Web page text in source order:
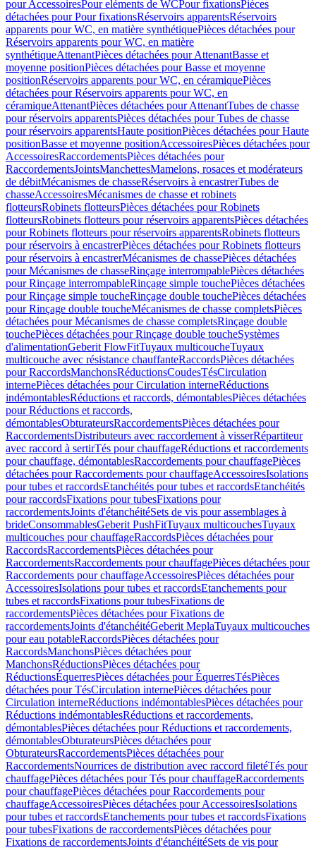
pour AccessoiresPour eléments de WCPour fixationsPièces
détachées pour Pour fixationsRéservoirs apparentsRéservoirs
apparents pour WC, en matière synthétiquePièces détachées pour
Réservoirs apparents pour WC, en matière
synthétiqueAttenantPièces détachées pour AttenantBasse et
moyenne positionPièces détachées pour Basse et moyenne
positionRéservoirs apparents pour WC, en céramiquePièces
détachées pour Réservoirs apparents pour WC, en
céramiqueAttenantPièces détachées pour AttenantTubes de chasse
pour réservoirs apparentsPièces détachées pour Tubes de chasse
pour réservoirs apparentsHaute positionPièces détachées pour Haute
positionBasse et moyenne positionAccessoiresPièces détachées pour
AccessoiresRaccordementsPièces détachées pour
RaccordementsJointsManchettesMamelons, rosaces et modérateurs
de débitMécanismes de chasseRéservoirs à encastrerTubes de
chasseAccessoiresMécanismes de chasse et robinets
flotteursRobinets flotteursPièces détachées pour Robinets
flotteursRobinets flotteurs pour réservoirs apparentsPièces détachées
pour Robinets flotteurs pour réservoirs apparentsRobinets flotteurs
pour réservoirs à encastrerPièces détachées pour Robinets flotteurs
pour réservoirs à encastrerMécanismes de chassePièces détachées
pour Mécanismes de chasseRinçage interrompablePièces détachées
pour Rinçage interrompableRinçage simple touchePièces détachées
pour Rinçage simple toucheRinçage double touchePièces détachées
pour Rinçage double toucheMécanismes de chasse completsPièces
détachées pour Mécanismes de chasse completsRinçage double
touchePièces détachées pour Rinçage double toucheSystèmes
d'alimentationGeberit FlowFitTuyaux multicoucheTuyaux
multicouche avec résistance chauffanteRaccordsPièces détachées
pour RaccordsManchonsRéductionsCoudesTésCirculation
internePièces détachées pour Circulation interneRéductions
indémontablesRéductions et raccords, démontablesPièces détachées
pour Réductions et raccords,
démontablesObturateursRaccordementsPièces détachées pour
RaccordementsDistributeurs avec raccordement à visserRépartiteur
avec raccord à sertirTés pour chauffageRéductions et raccordements
pour chauffage, démontablesRaccordements pour chauffagePièces
détachées pour Raccordements pour chauffageAccessoiresIsolations
pour tubes et raccordsEtanchéités pour tubes et raccordsEtanchéités
pour raccordsFixations pour tubesFixations pour
raccordementsJoints d'étanchéitéSets de vis pour assemblages à
brideConsommablesGeberit PushFitTuyaux multicouchesTuyaux
multicouches pour chauffageRaccordsPièces détachées pour
RaccordsRaccordementsPièces détachées pour
RaccordementsRaccordements pour chauffagePièces détachées pour
Raccordements pour chauffageAccessoiresPièces détachées pour
AccessoiresIsolations pour tubes et raccordsEtanchements pour
tubes et raccordsFixations pour tubesFixations de
raccordementsPièces détachées pour Fixations de
raccordementsJoints d'étanchéitéGeberit MeplaTuyaux multicouches
pour eau potableRaccordsPièces détachées pour
RaccordsManchonsPièces détachées pour
ManchonsRéductionsPièces détachées pour
RéductionsÉquerresPièces détachées pour ÉquerresTésPièces
détachées pour TésCirculation internePièces détachées pour
Circulation interneRéductions indémontablesPièces détachées pour
Réductions indémontablesRéductions et raccordements,
démontablesPièces détachées pour Réductions et raccordements,
démontablesObturateursPièces détachées pour
ObturateursRaccordementsPièces détachées pour
RaccordementsNourrices de distribution avec raccord filetéTés pour
chauffagePièces détachées pour Tés pour chauffageRaccordements
pour chauffagePièces détachées pour Raccordements pour
chauffageAccessoiresPièces détachées pour AccessoiresIsolations
pour tubes et raccordsEtanchements pour tubes et raccordsFixations
pour tubesFixations de raccordementsPièces détachées pour
Fixations de raccordementsJoints d'étanchéitéSets de vis pour